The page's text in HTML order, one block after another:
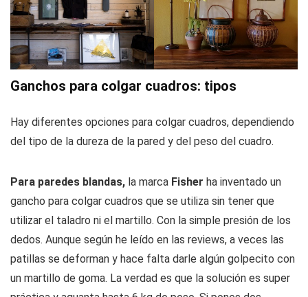
Ganchos para colgar cuadros: tipos
Hay diferentes opciones para colgar cuadros, dependiendo
del tipo de la dureza de la pared y del peso del cuadro.
Para paredes blandas, la marca Fisher ha inventado un
gancho para colgar cuadros que se utiliza sin tener que
utilizar el taladro ni el martillo. Con la simple presión de los
dedos. Aunque según he leído en las reviews, a veces las
patillas se deforman y hace falta darle algún golpecito con
un martillo de goma. La verdad es que la solución es super